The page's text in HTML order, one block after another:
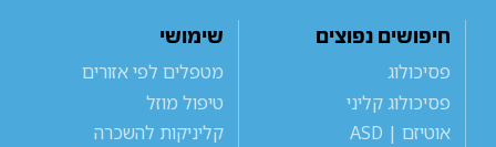
חיפושים נפוצים
פסיכולוג
פסיכולוג קליני
אוטיזם | ASD
שימושי
מטפלים לפי אזורים
טיפול מוזל
קליניקות להשכרה